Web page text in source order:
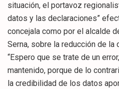
situación, el portavoz
datos y las declaraciones”
concejala como por el alcalde
Serna, sobre la reducción de la
“Espero que se trate de un
mantenido, porque de lo
la credibilidad de los datos